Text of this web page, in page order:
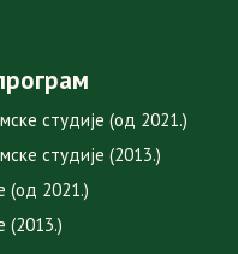
студије (од 2021.)
студије (2013.)
(од 2021.)
(2013.)